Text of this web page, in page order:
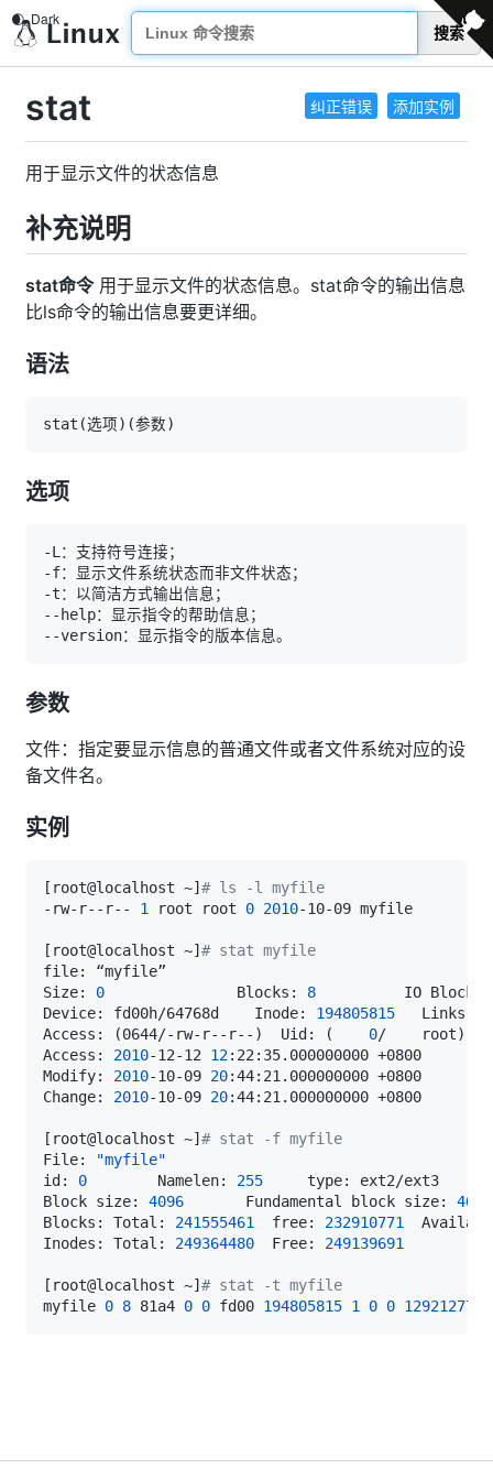
搜索
纠正错误 添加实例
stat
用于显示文件的状态信息
补充说明
stat命令用于显示文件的状态信息。stat命令的输出信息
比ls命令的输出信息要更详细。
语法
stat (选项) (参数)
选项
参数
文件：指定要显示信息的普通文件或者文件系统对应的设
备文件名。
实例
[ root@localhost ~] # ls -l myfile
-rw-r--r-- 1 root root 0 2010
[ root@localhost ~] # stat myfile
Size: 0
               Blocks:
8
          IO Block:
Device: fd00h/64768d    Inode: 194805815
   Links:
Access:
(0644/-rw-r--r-- )
  Uid:
( 0/    root)
Access: 2010-12-12 12
Modify: 2010-10-09 20
Change: 2010-10-09 20
[ root@localhost ~] # stat -f myfile
File:
"myfile"
id: 0
        Namelen:
255
Block size: 4096
       Fundamental block size:
4096
Blocks: Total: 241555461
  free:
232910771
Inodes: Total: 249364480
  Free:
249139691
[ root@localhost ~] # stat -t myfile
myfile 0 8 81a4 0 0 fd00 194805815 1 0 0 1292127755